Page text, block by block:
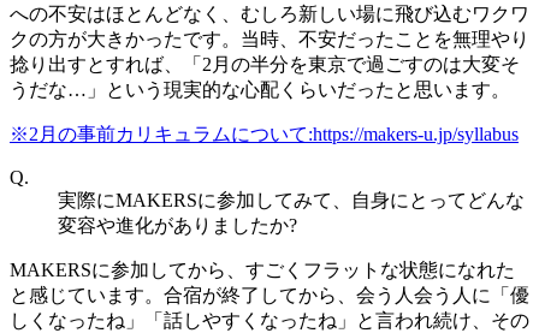
への不安はほとんどなく、むしろ新しい場に飛び込むワクワ
クの方が大きかったです。当時、不安だったことを無理やり
捻り出すとすれば、「2月の半分を東京で過ごすのは大変そ
うだな…」という現実的な心配くらいだったと思います。
※2月の事前カリキュラムについて:https://makers-u.jp/syllabus
Q.
実際にMAKERSに参加してみて、自身にとってどんな
変容や進化がありましたか?
MAKERSに参加してから、すごくフラットな状態になれた
と感じています。合宿が終了してから、会う人会う人に「優
しくなったね」「話しやすくなったね」と言われ続け、その